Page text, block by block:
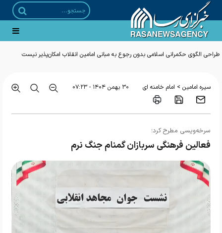
طراحی الگوی حکمرانی اسلامی بدون رجوع به مبانی امامین انقلاب امکان‌پذیر نیست
سیره امامین > امام خامنه ای ۳۰ بهمن ۱۴۰۴ - ۰۷:۲۳
سرخه‌ویسی مطرح کرد؛
فعالین فرهنگی سربازان گمنام جنگ نرم